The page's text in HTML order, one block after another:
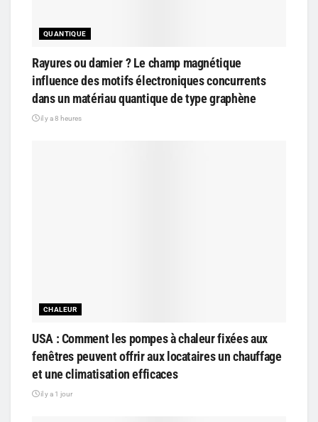
QUANTIQUE
Rayures ou damier ? Le champ magnétique
influence des motifs électroniques concurrents
dans un matériau quantique de type graphène
il y a 8 heures
CHALEUR
USA : Comment les pompes à chaleur fixées aux
fenêtres peuvent offrir aux locataires un chauffage
et une climatisation efficaces
il y a 1 jour